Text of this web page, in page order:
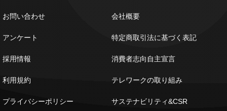
お問い合わせ
アンケート
採用情報
利用規約
プライバシーポリシー
会社概要
特定商取引法に基づく表記
消費者志向自主宣言
テレワークの取り組み
サステナビリティ&CSR